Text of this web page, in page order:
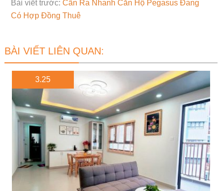
Bài viết trước: Cần Ra Nhanh Căn Hộ Pegasus Đang
Có Hợp Đồng Thuê
BÀI VIẾT LIÊN QUAN:
3.25